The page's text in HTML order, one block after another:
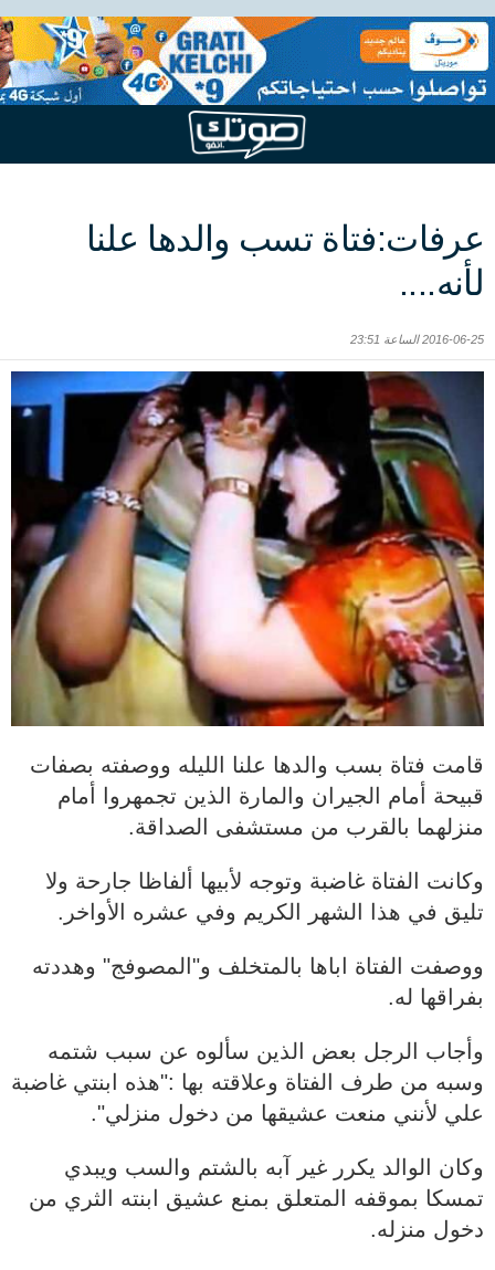
عرفات:فتاة تسب والدها علنا
لأنه....
2016-06-25 الساعة 23:51
قامت فتاة بسب والدها علنا الليله ووصفته بصفات
قبيحة أمام الجيران والمارة الذين تجمهروا أمام
منزلهما بالقرب من مستشفى الصداقة.
وكانت الفتاة غاضبة وتوجه لأبيها ألفاظا جارحة ولا
تليق في هذا الشهر الكريم وفي عشره الأواخر.
ووصفت الفتاة اباها بالمتخلف و"المصوفج" وهددته
بفراقها له.
وأجاب الرجل بعض الذين سألوه عن سبب شتمه
وسبه من طرف الفتاة وعلاقته بها :"هذه ابنتي غاضبة
علي لأنني منعت عشيقها من دخول منزلي".
وكان الوالد يكرر غير آبه بالشتم والسب ويبدي
تمسكا بموقفه المتعلق بمنع عشيق ابنته الثري من
دخول منزله.